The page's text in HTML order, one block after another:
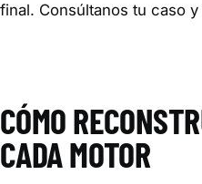
final. Consúltanos tu caso
CÓMO
CADA MOTOR